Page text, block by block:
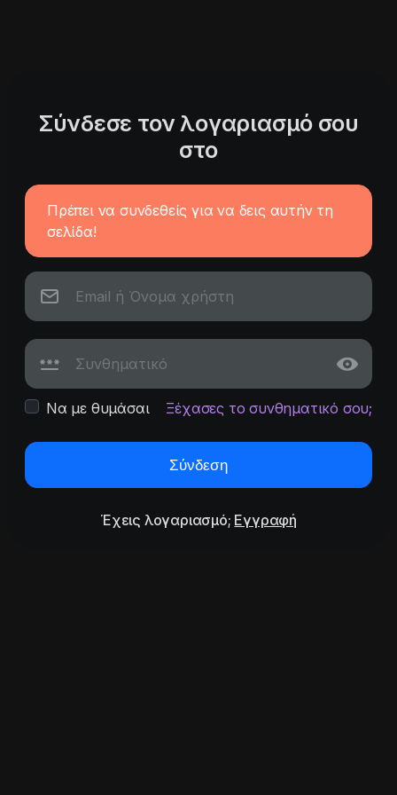
Σύνδεσε τον λογαριασμό σου
στο
Πρέπει να συνδεθείς για να δεις αυτήν τη
σελίδα!
Να με θυμάσαι Ξέχασες το συνθηματικό σου;
Σύνδεση
Έχεις λογαριασμό; Εγγραφή